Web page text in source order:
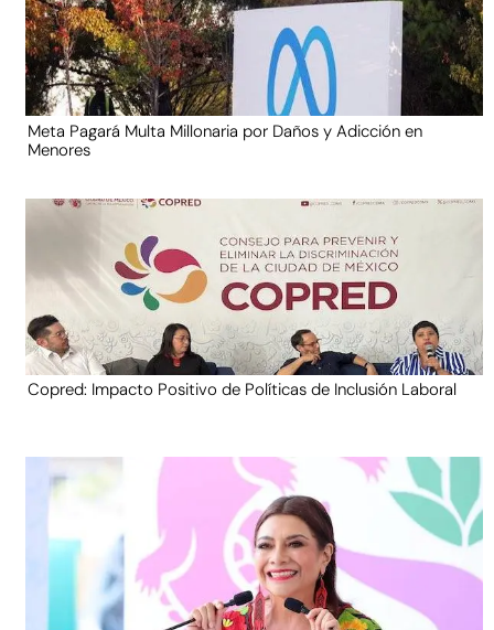
Meta Pagará Multa Millonaria por Daños y Adicción en
Menores
Copred: Impacto Positivo de Políticas de Inclusión Laboral